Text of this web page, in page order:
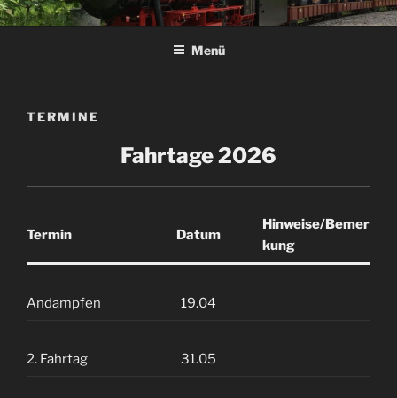
Zum
InhaltDAMPF-BAHN-CLUB
SPROCKHÖVEL E.V.
Menü
TERMINE
Fahrtage 2026
Termin Datum
Hinweise/Bemer
kung
Andampfen 19.04
2. Fahrtag 31.05